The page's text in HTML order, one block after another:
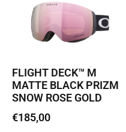
FLIGHT DECK™ M
MATTE BLACK PRIZM
SNOW ROSE GOLD
€185,00